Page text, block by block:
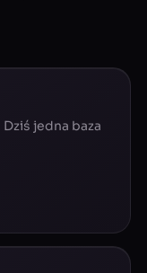
jedna baza